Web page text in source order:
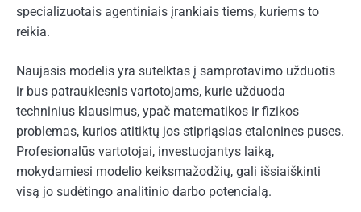
specializuotais agentiniais įrankiais tiems, kuriems to
reikia.
Naujasis modelis yra sutelktas į samprotavimo užduotis
ir bus patrauklesnis vartotojams, kurie užduoda
techninius klausimus, ypač matematikos ir fizikos
problemas, kurios atitiktų jos stipriąsias etalonines puses.
Profesionalūs vartotojai, investuojantys laiką,
mokydamiesi modelio keiksmažodžių, gali išsiaiškinti
visą jo sudėtingo analitinio darbo potencialą.